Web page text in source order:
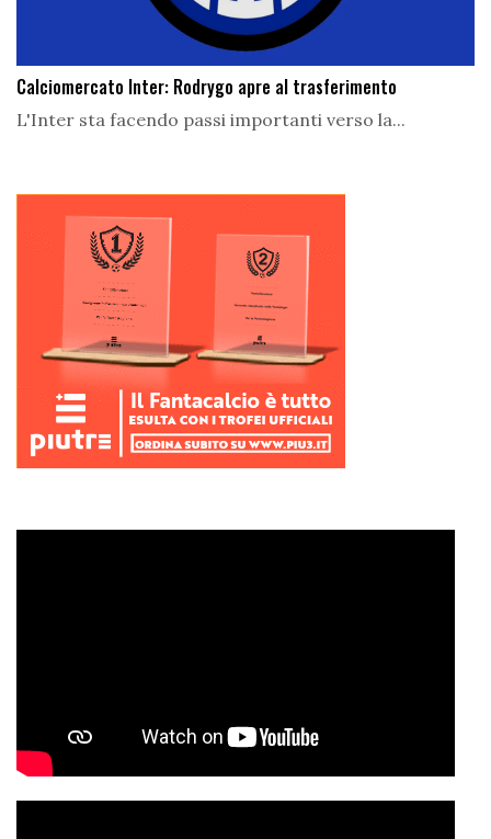
Calciomercato Inter: Rodrygo apre al trasferimento
L'Inter sta facendo passi importanti verso la...